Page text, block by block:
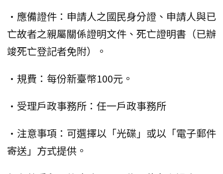
•應備證件：申請人之國民身分證、申請人與已
亡故者之親屬關係證明文件、死亡證明書（已辦
竣死亡登記者免附）。
•規費：每份新臺幣100元。
•受理戶政事務所：任一戶政事務所
•注意事項：可選擇以「光碟」或以「電子郵件
寄送」方式提供。